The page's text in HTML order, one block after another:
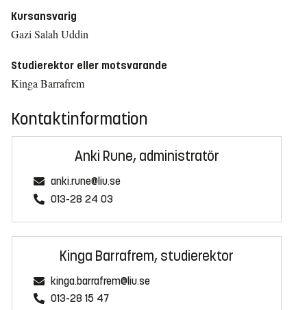
Kursansvarig
Gazi Salah Uddin
Studierektor eller motsvarande
Kinga Barrafrem
Kontaktinformation
Anki Rune, administratör
anki.rune@liu.se
013-28 24 03
Kinga Barrafrem, studierektor
kinga.barrafrem@liu.se
013-28 15 47